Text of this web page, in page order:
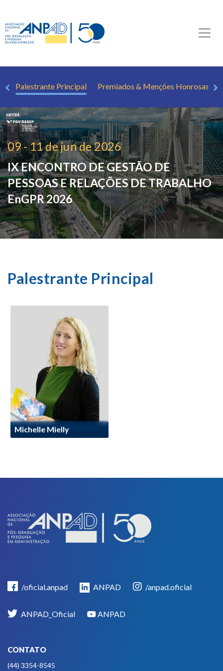
Palestrante Principal Premiados & Menções Honrosas
09 - 11 de jun de 2026
IX ENCONTRO DE GESTÃO DE
PESSOAS E RELAÇÕES DE TRABALHO
EnGPR 2026
Palestrante Principal
Michelle Mielly
/oficial.anpad ANPAD /anpad.oficial
ANPAD_Oficial ANPAD
CONTATO
(44) 3354-8545